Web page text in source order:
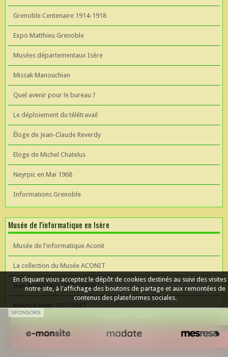
Grenoble Centenaire 1914-1918
Expo Matthieu Grenoble
Musées départementaux Isère
Missak Manouchian
Quel avenir pour le bureau ?
Le déploiement du télétravail
Éloge de Jean-Claude Reverdy
Eloge de Michel Chatelus
Neyrpic en Mai 1968
Informations Grenoble
Musée de l'informatique en Isère
Musée de l'informatique Aconit
La collection du Musée ACONIT
Jean Kuntzmann (1912-1992)
Maurice Nivat 1937-2017
SPONSORS
En cliquant vous acceptez le dépôt de cookies destinés au suivi des visites
notre site, à l'affichage des boutons de partage et aux remontées de
contenus des plateformes sociales.
Refuser les cookies